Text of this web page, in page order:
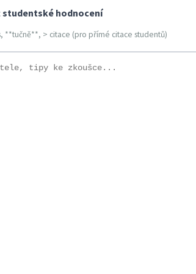
hodnocení
**tučně**, > citace (pro přímé citace studentů)